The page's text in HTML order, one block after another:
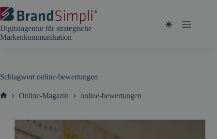
Inhalt
springen
Digitalagentur für strategische
Markenkommunikation
Schlagwort online-bewertungen
Online-Magazin online-bewertungen